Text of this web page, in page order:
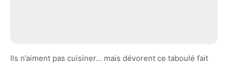
Ils n’aiment pas cuisiner… mais dévorent ce taboulé fait